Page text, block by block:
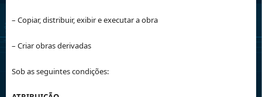
– Copiar, distribuir, exibir e executar a obra
– Criar obras derivadas
Sob as seguintes condições: